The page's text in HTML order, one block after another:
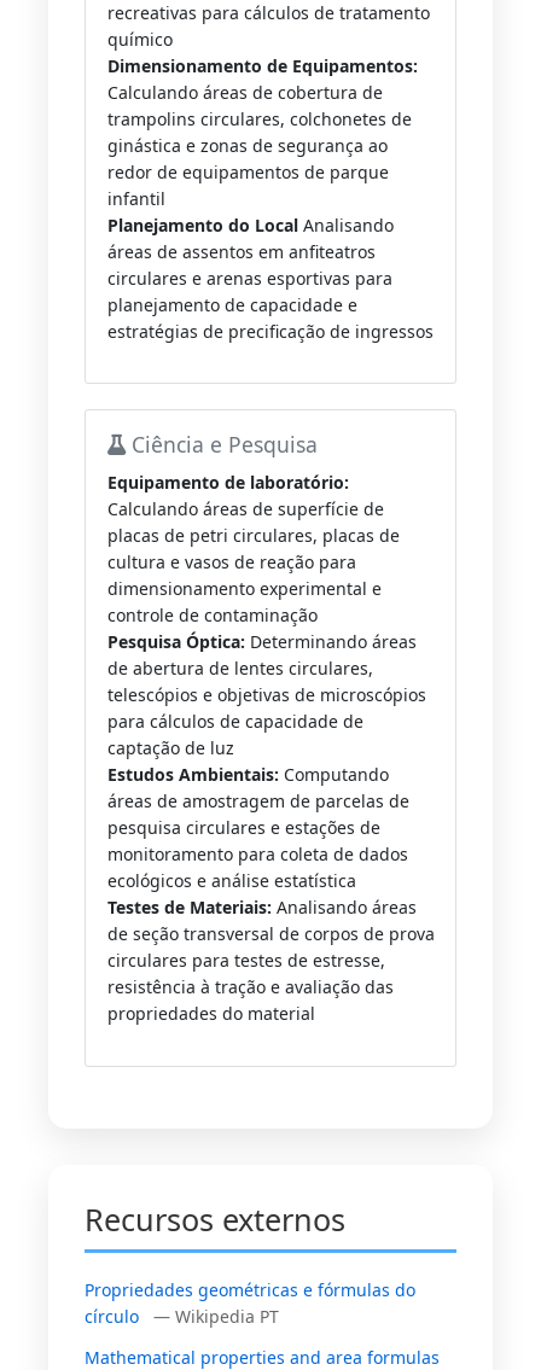
recreativas para cálculos de tratamento
químico
Dimensionamento de Equipamentos:
Calculando áreas de cobertura de
trampolins circulares, colchonetes de
ginástica e zonas de segurança ao
redor de equipamentos de parque
infantil
Planejamento do LocalAnalisando
áreas de assentos em anfiteatros
circulares e arenas esportivas para
planejamento de capacidade e
estratégias de precificação de ingressos
Ciência e Pesquisa
Equipamento de laboratório:
Calculando áreas de superfície de
placas de petri circulares, placas de
cultura e vasos de reação para
dimensionamento experimental e
controle de contaminação
Pesquisa Óptica: Determinando áreas
de abertura de lentes circulares,
telescópios e objetivas de microscópios
para cálculos de capacidade de
captação de luz
Estudos Ambientais: Computando
áreas de amostragem de parcelas de
pesquisa circulares e estações de
monitoramento para coleta de dados
ecológicos e análise estatística
Testes de Materiais: Analisando áreas
de seção transversal de corpos de prova
circulares para testes de estresse,
resistência à tração e avaliação das
propriedades do material
Recursos externos
Propriedades geométricas e fórmulas do
círculo
— Wikipedia PT
Mathematical properties and area formulas